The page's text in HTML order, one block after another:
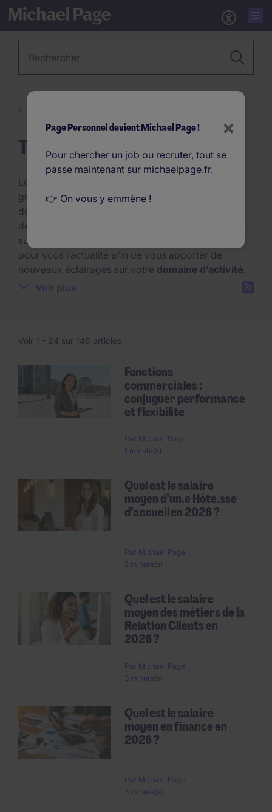
Tendances RH
Le
grandes mutations. Chaque année apporte son lot
de
de suivre, afin de conserver une longueur d’avance
sur le marché. Michael Page décortique et analyse
pour vous l’actualité afin de vous apporter de
nouveaux éclairages sur votre domaine d’activité.
Voir 1 - 24 sur 146 articles
Fonctions
commerciales :
conjuguer performance
et flexibilité
Par Michael Page
1 minute(s)
Quel est le salaire
moyen d’un.e Hôte.sse
d’accueil en 2026 ?
Par Michael Page
2 minute(s)
Quel est le salaire
moyen des métiers de la
Relation Clients en
2026 ?
Par Michael Page
3 minute(s)
Quel est le salaire
moyen en finance en
2026 ?
Par Michael Page
3 minute(s)
Pagination
×
Page Personnel devient Michael Page !
Pour chercher un job ou recruter, tout se
passe maintenant sur michaelpage.fr.
👉 On vous y emmène !